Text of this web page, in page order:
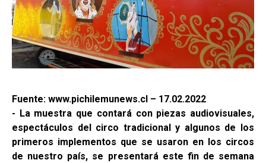
Fuente: www.pichilemunews.cl – 17.02.2022
- La muestra que contará con piezas audiovisuales,
espectáculos del circo tradicional y algunos de los
primeros implementos que se usaron en los circos
de nuestro país, se presentará este fin de semana